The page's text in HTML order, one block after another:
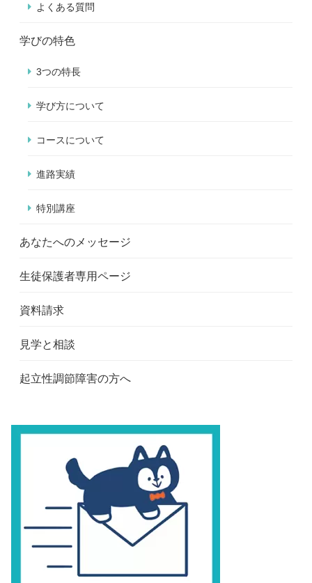
よくある質問
学びの特色
3つの特長
学び方について
コースについて
進路実績
特別講座
あなたへのメッセージ
生徒保護者専用ページ
資料請求
見学と相談
起立性調節障害の方へ